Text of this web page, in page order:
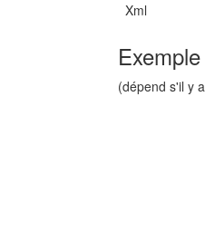
Xml
Exemple
(dépend s'il y